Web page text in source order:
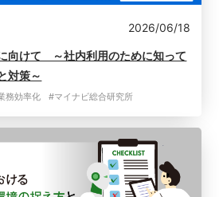
2026/06/18
向けて ～社内利用のために知って
対策～
務効率化 #マイナビ総合研究所